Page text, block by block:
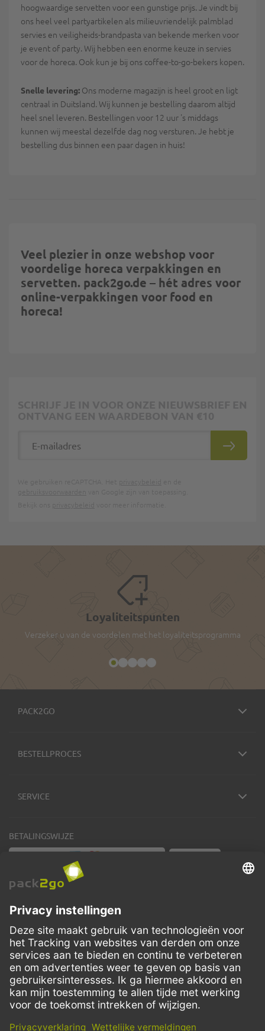
hoogwaardige servetten voor een gunstige prijs. Je vindt bij
ons heel veel partyartikelen als milieuvriendelijk palmblad
servies en veiligheids-brandpasta van bekende merken voor
je event of party. Wij hebben een enorme keuze in servies
voor de horeca. Ook kun je bij ons coffee-to-go-bekers kopen.
Snelle levering: Ons moderne magazijn is heel groot en ligt
centraal in Duitsland. Wij kunnen je bestelling daarom altijd
heel snel leveren. Bestellingen voor 12 uur 's middags
kunnen wij meestal dezelfde dag nog versturen. Je hebt je
bestelling dus binnen een paar dagen in huis!
Veel plezier in onze webshop voor
voordelige horeca verpakkingen en
servetten. pack2go.de – hét adres voor
online-verpakkingen voor food en
horeca!
Loyaliteitspunten
Verzeker u van de voordelen met het loyaliteitsprogramma
PACK2GO
BESTELLPROCES
SERVICE
BETALINGSWIJZE
VERZENDMETHODEN
FacebookInstagramLinkedIn